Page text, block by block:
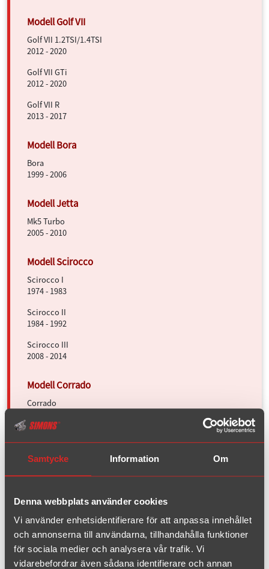
Samtycke Information Om
Denna webbplats använder cookies
Vi använder enhetsidentifierare för att anpassa innehållet
och annonserna till användarna, tillhandahålla funktioner
för sociala medier och analysera vår trafik. Vi
vidarebefordrar även sådana identifierare och annan
Golf VII 1.2TSI/1.4TSI
2012 - 2020
Golf VII GTi
2012 - 2020
Golf VII R
2013 - 2017
Bora
1999 - 2006
Mk5 Turbo
2005 - 2010
Scirocco I
1974 - 1983
Scirocco II
1984 - 1992
Scirocco III
2008 - 2014
Corrado
1991(8) - 1995
1998 - 2010
B5
1996 - 2005